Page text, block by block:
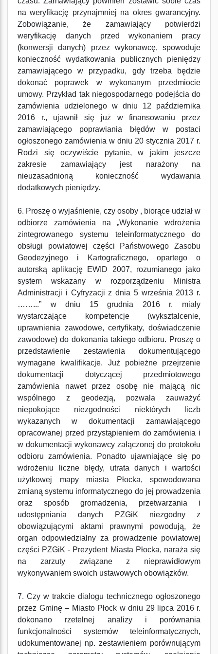
na weryfikację przynajmniej na okres gwarancyjny.
Zobowiązanie, że zamawiający potwierdzi
weryfikację danych przed wykonaniem pracy
(konwersji danych) przez wykonawcę, spowoduje
konieczność wydatkowania publicznych pieniędzy
zamawiającego w przypadku, gdy trzeba będzie
dokonać poprawek w wykonanym przedmiocie
umowy. Przykład tak niegospodarnego podejścia do
zamówienia udzielonego w dniu 12 października
2016 r., ujawnił się już w finansowaniu przez
zamawiającego poprawiania błędów w postaci
ogłoszonego zamówienia w dniu 20 stycznia 2017 r.
Rodzi się oczywiście pytanie, w jakim jeszcze
zakresie zamawiający jest narażony na
nieuzasadnioną konieczność wydawania
dodatkowych pieniędzy.
6. Proszę o wyjaśnienie, czy osoby , biorące udział w
odbiorze zamówienia na „Wykonanie wdrożenia
zintegrowanego systemu teleinformatycznego do
obsługi powiatowej części Państwowego Zasobu
Geodezyjnego i Kartograficznego, opartego o
autorską aplikację EWID 2007, rozumianego jako
system wskazany w rozporządzeniu Ministra
Administracji i Cyfryzacji z dnia 5 września 2013 r.
……...” w dniu 15 grudnia 2016 r. miały
wystarczające kompetencje (wyksztalcenie,
uprawnienia zawodowe, certyfikaty, doświadczenie
zawodowe) do dokonania takiego odbioru. Proszę o
przedstawienie zestawienia dokumentującego
wymagane kwalifikacje. Już pobieżne przejrzenie
dokumentacji dotyczącej przedmiotowego
zamówienia nawet przez osobę nie mającą nic
wspólnego z geodezją, pozwala zauważyć
niepokojące niezgodności niektórych liczb
wykazanych w dokumentacji zamawiającego
opracowanej przed przystąpieniem do zamówienia i
w dokumentacji wykonawcy załączonej do protokołu
odbioru zamówienia. Ponadto ujawniające się po
wdrożeniu liczne błędy, utrata danych i wartości
użytkowej mapy miasta Płocka, spowodowana
zmianą systemu informatycznego do jej prowadzenia
oraz sposób gromadzenia, przetwarzania i
udostępniania danych PZGiK niezgodny z
obowiązującymi aktami prawnymi powodują, że
organ odpowiedzialny za prowadzenie powiatowej
części PZGiK - Prezydent Miasta Płocka, naraża się
na zarzuty związane z nieprawidłowym
wykonywaniem swoich ustawowych obowiązków.
7. Czy w trakcie dialogu technicznego ogłoszonego
przez Gminę – Miasto Płock w dniu 29 lipca 2016 r.
dokonano rzetelnej analizy i porównania
funkcjonalności systemów teleinformatycznych,
udokumentowanej np. zestawieniem porównującym